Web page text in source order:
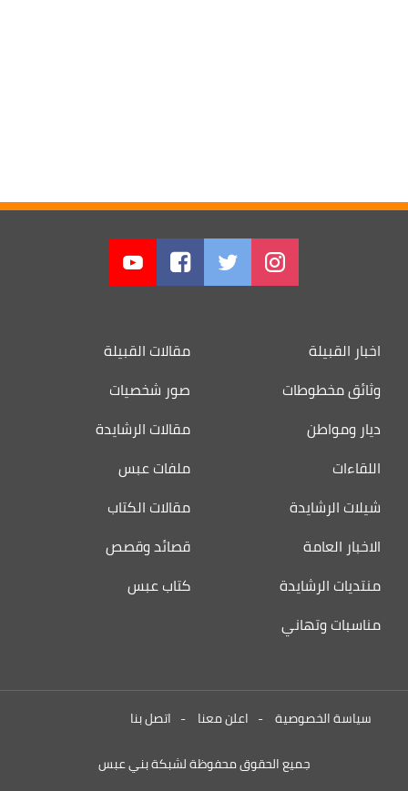
اخبار القبيلة
مقالات القبيلة
وثائق مخطوطات
صور شخصيات
ديار ومواطن
مقالات الرشايدة
اللقاءات
ملفات عبس
شيلات الرشايدة
مقالات الكتاب
الاخبار العامة
قصائد وقصص
منتديات الرشايدة
كتاب عبس
مناسبات وتهاني
سياسة الخصوصية - اعلن معنا - اتصل بنا
جميع الحقوق محفوظة لشبكة بني عبس